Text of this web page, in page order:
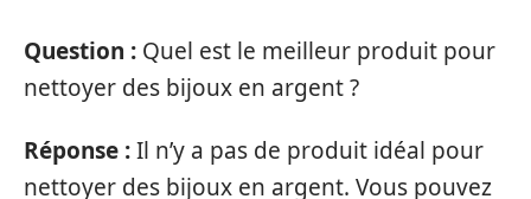
Question : Quel est le meilleur produit pour
nettoyer des bijoux en argent ?
Réponse :Il n’y a pas de produit idéal pour
nettoyer des bijoux en argent. Vous pouvez